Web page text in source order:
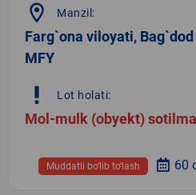
location_on Manzil:
Farg`ona viloyati,
MFY
priority_high Lot holati:
Mol-mulk (obyekt)
60
Muddatli bo‘lib to‘lash